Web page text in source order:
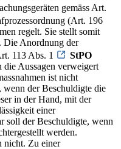
gemäss Art.
(Art. 196
regelt. Sie stellt somit
Die Anordnung der
113 Abs. 1
StPO
die Aussagen verweigert
ist nicht
wenn der Beschuldigte die
in der Hand, mit der
einer
soll der Beschuldigte, wenn
werden.
nicht. Zu einer